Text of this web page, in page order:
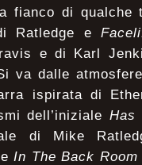
a fianco di
Ratledge e
e di Karl
va dalle
ispirata di
dell’iniziale Has
di Mike
eIn The Back Room